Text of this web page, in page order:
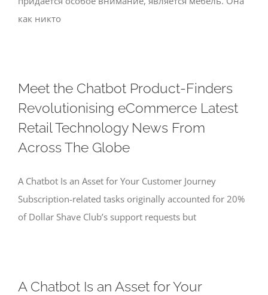
как никто
Meet the Chatbot Product-Finders
Revolutionising eCommerce Latest
Retail Technology News From
Across The Globe
A Chatbot Is an Asset for Your Customer Journey
Subscription-related tasks originally accounted for 20%
of Dollar Shave Club’s support requests but
A Chatbot Is an Asset for Your